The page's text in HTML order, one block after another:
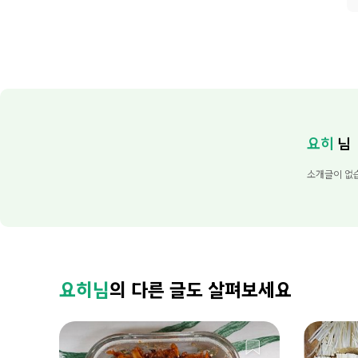
요히 님
소개글이 없
요히님의 다른 글도 살펴보세요